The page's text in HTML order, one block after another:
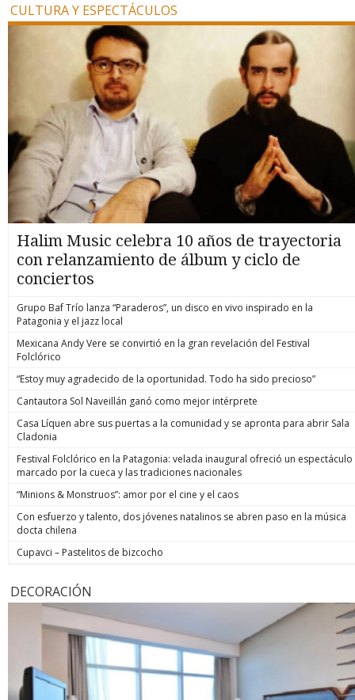
CULTURA Y ESPECTÁCULOS
Halim Music celebra 10 años de trayectoria
con relanzamiento de álbum y ciclo de
conciertos
Grupo Baf Trío lanza “Paraderos”, un disco en vivo inspirado en la
Patagonia y el jazz local
Mexicana Andy Vere se convirtió en la gran revelación del Festival
Folclórico
“Estoy muy agradecido de la oportunidad. Todo ha sido precioso”
Cantautora Sol Naveillán ganó como mejor intérprete
Casa Líquen abre sus puertas a la comunidad y se apronta para abrir Sala
Cladonia
Festival Folclórico en la Patagonia: velada inaugural ofreció un espectáculo
marcado por la cueca y las tradiciones nacionales
“Minions & Monstruos”: amor por el cine y el caos
Con esfuerzo y talento, dos jóvenes natalinos se abren paso en la música
docta chilena
Cupavci – Pastelitos de bizcocho
DECORACIÓN